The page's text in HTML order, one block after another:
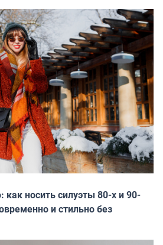
носить силуэты 80-х и 90-
и стильно без